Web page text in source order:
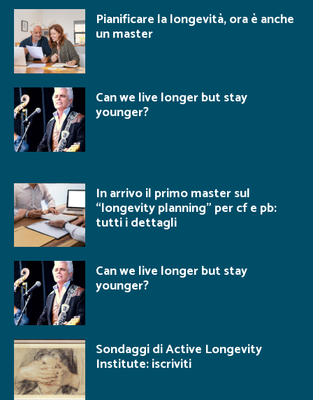
Pianificare la longevità, ora è anche
un master
Can we live longer but stay
younger?
In arrivo il primo master sul
“longevity planning” per cf e pb:
tutti i dettagli
Can we live longer but stay
younger?
Sondaggi di Active Longevity
Institute: iscriviti